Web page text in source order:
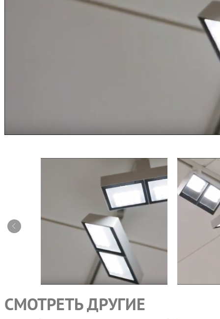
СМОТРЕТЬ ДРУГИЕ